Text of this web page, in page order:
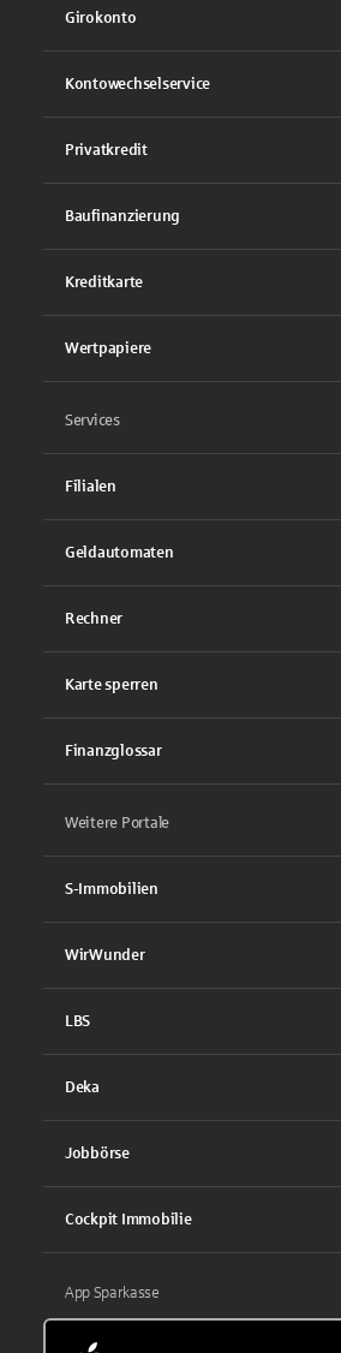
Girokonto
Kontowechselservice
Privatkredit
Baufinanzierung
Kreditkarte
Wertpapiere
Services
Filialen
Geldautomaten
Rechner
Karte sperren
Finanzglossar
Weitere Portale
S-Immobilien
WirWunder
LBS
Deka
Jobbörse
Cockpit Immobilie
App Sparkasse